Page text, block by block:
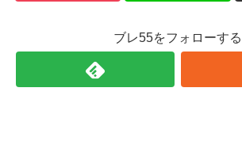
ブレ55をフォローする